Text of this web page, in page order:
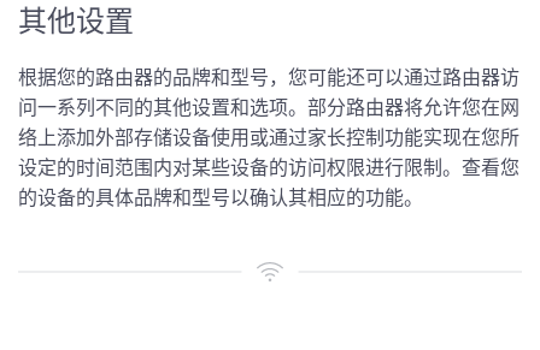
其他设置
根据您的路由器的品牌和型号，您可能还可以通过路由器访
问一系列不同的其他设置和选项。部分路由器将允许您在网
络上添加外部存储设备使用或通过家长控制功能实现在您所
设定的时间范围内对某些设备的访问权限进行限制。查看您
的设备的具体品牌和型号以确认其相应的功能。